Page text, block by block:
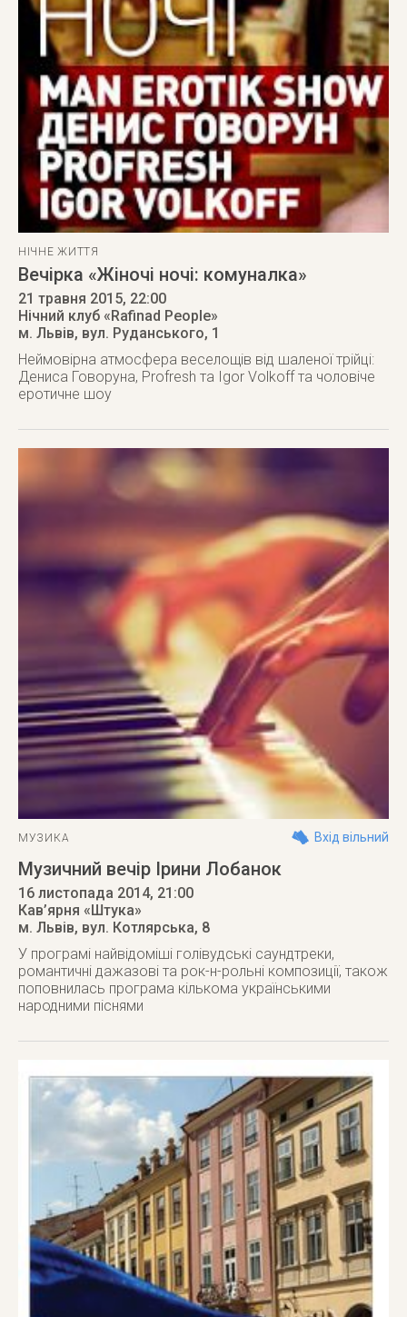
НІЧНЕ ЖИТТЯ
Вечірка «Жіночі ночі: комуналка»
21 травня 2015, 22:00
Нічний клуб «Rafinad People»
м. Львів, вул. Руданського, 1
Неймовірна атмосфера веселощів від шаленої трійці:
Дениса Говоруна, Profresh та Igor Volkoff та чоловіче
еротичне шоу
МУЗИКА Вхід вільний
Музичний вечір Ірини Лобанок
16 листопада 2014, 21:00
Кав’ярня «Штука»
м. Львів, вул. Котлярська, 8
У програмі найвідоміші голівудські саундтреки,
романтичні дажазові та рок-н-рольні композиції, також
поповнилась програма кількома українськими
народними піснями